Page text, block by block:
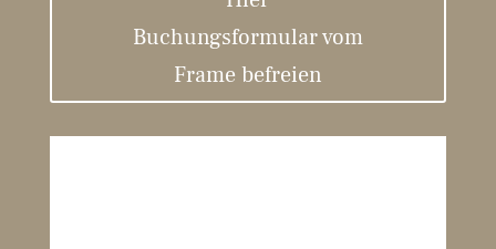
Buchungsformular vom
Frame befreien